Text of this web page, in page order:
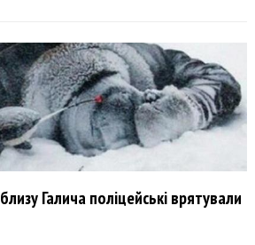
Галича поліцейські врятували